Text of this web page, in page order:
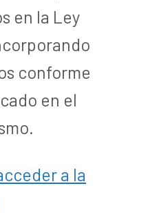
en la Ley
conforme
en el
a la